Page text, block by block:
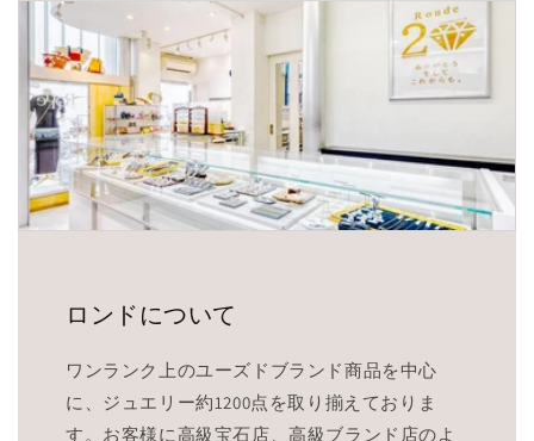
ロンドについて
ワンランク上のユーズドブランド商品を中心
に、ジュエリー約1200点を取り揃えておりま
す。お客様に高級宝石店、高級ブランド店のよ